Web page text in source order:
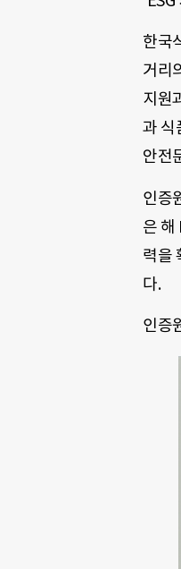
한국
거리
지원
과 식
안전
인증
은 해
력을
다.
인증